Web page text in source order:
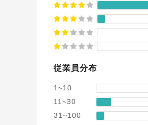
従業員分布
1~10
11~30
31~100